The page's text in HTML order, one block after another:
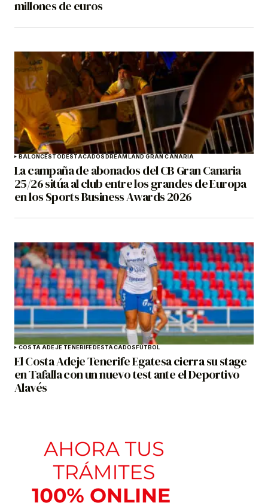
millones de euros
BALONCESTODESTACADOSDREAMLAND GRAN CANARIA
La campaña de abonados del CB Gran Canaria
25/26 sitúa al club entre los grandes de Europa
en los Sports Business Awards 2026
COSTA ADEJE TENERIFEDESTACADOSFÚTBOL
El Costa Adeje Tenerife Egatesa cierra su stage
en Tafalla con un nuevo test ante el Deportivo
Alavés